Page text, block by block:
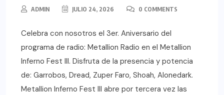
ADMIN JULIO 24, 2026 0 COMMENTS
Celebra con nosotros el 3er. Aniversario del
programa de radio: Metallion Radio en el Metallion
Inferno Fest III. Disfruta de la presencia y potencia
de: Garrobos, Dread, Zuper Faro, Shoah, Alonedark.
Metallion Inferno Fest III abre por tercera vez las